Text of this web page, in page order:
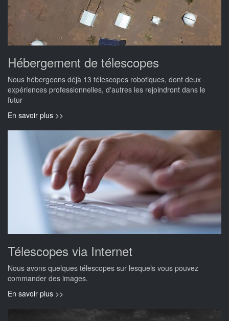
Hébergement de télescopes
Nous hébergeons déjà 13 télescopes robotiques, dont deux
expériences professionnelles, d'autres les rejoindront dans le
futur
En savoir plus >>
Télescopes via Internet
Nous avons quelques télescopes sur lesquels vous pouvez
commander des images.
En savoir plus >>